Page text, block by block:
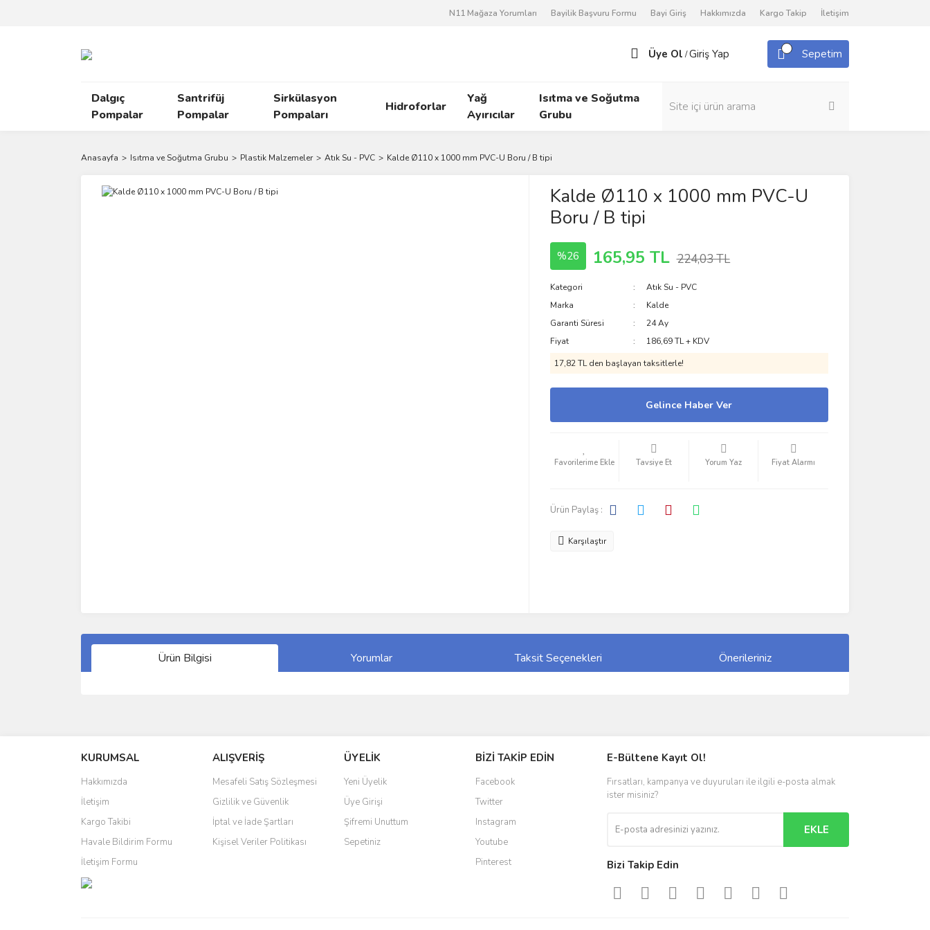
N11 Mağaza Yorumları Bayilik Başvuru Formu Bayi Giriş Hakkımızda Kargo Takip İletişim
Üye Ol /Giriş Yap Sepetim
Dalgıç
Pompalar
Santrifüj
Pompalar
Sirkülasyon
Pompaları
Hidroforlar
Yağ
Ayırıcılar
Isıtma ve Soğutma
Grubu
Anasayfa Isıtma ve Soğutma Grubu Plastik Malzemeler Atık Su - PVC Kalde Ø110 x 1000 mm PVC-U Boru / B tipi
Kalde Ø110 x 1000 mm PVC-U
Boru / B tipi
%26 165,95 TL 224,03 TL
Kategori
Atık Su - PVC
Marka
Kalde
Garanti Süresi
24 Ay
Fiyat
186,69 TL + KDV
17,82 TL den başlayan taksitlerle!
Gelince Haber Ver
Tavsiye Et Yorum Yaz Fiyat Alarmı
Ürün Paylaş :
Karşılaştır
Ürün Bilgisi Yorumlar Taksit Seçenekleri Önerileriniz
Ürün resmi kalitesiz, bozuk veya görüntülenemiyor.
Ürün açıklamasında eksik bilgiler bulunuyor.
Ürün bilgilerinde hatalar bulunuyor.
Ürün fiyatı diğer sitelerden daha pahalı.
Bu ürüne benzer farklı alternatifler olmalı.
KURUMSAL
Hakkımızda
İletişim
Kargo Takibi
Havale Bildirim Formu
İletişim Formu
ALIŞVERİŞ
Mesafeli Satış Sözleşmesi
Gizlilik ve Güvenlik
İptal ve İade Şartları
Kişisel Veriler Politikası
ÜYELİK
Yeni Üyelik
Üye Girişi
Şifremi Unuttum
Sepetiniz
BİZİ TAKİP EDİN
Facebook
Twitter
Instagram
Youtube
Pinterest
E-Bültene Kayıt Ol!
Fırsatları, kampanya ve duyuruları ile ilgili e-posta almak
ister misiniz?
EKLE
Bizi Takip Edin